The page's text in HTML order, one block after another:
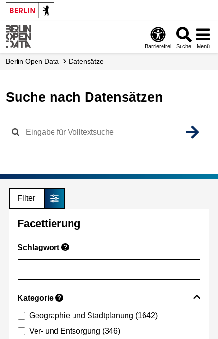
Skip
to
main
content
Barrierefrei Suche Menü
Berlin Open Data Datensätze
Suche nach Datensätzen
Filter
Facettierung
Schlagwort ?
Kategorie ?
Geographie und Stadtplanung (1642)
Ver- und Entsorgung (346)